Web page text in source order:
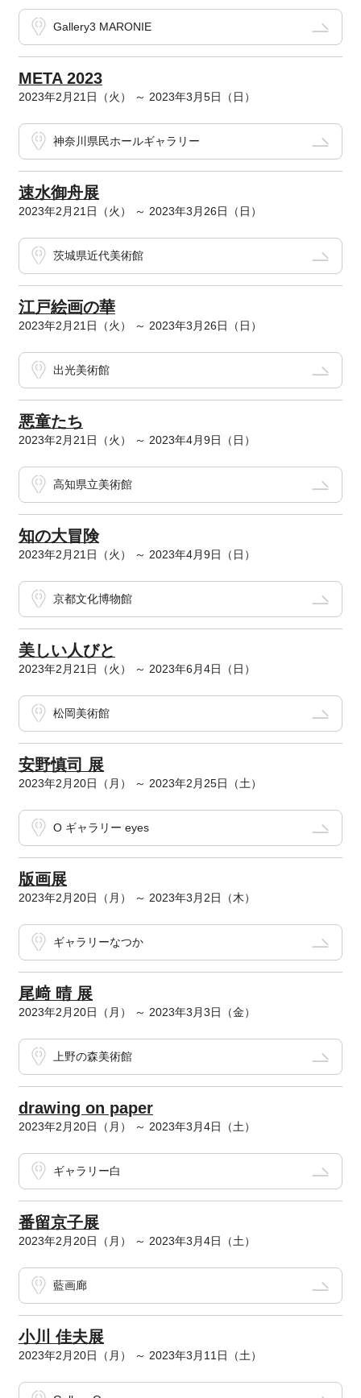
Gallery3 MARONIE
META 2023
2023年2月21日（火） ～ 2023年3月5日（日）
神奈川県民ホールギャラリー
速水御舟展
2023年2月21日（火） ～ 2023年3月26日（日）
茨城県近代美術館
江戸絵画の華
2023年2月21日（火） ～ 2023年3月26日（日）
出光美術館
悪童たち
2023年2月21日（火） ～ 2023年4月9日（日）
高知県立美術館
知の大冒険
2023年2月21日（火） ～ 2023年4月9日（日）
京都文化博物館
美しい人びと
2023年2月21日（火） ～ 2023年6月4日（日）
松岡美術館
安野慎司 展
2023年2月20日（月） ～ 2023年2月25日（土）
O ギャラリー eyes
版画展
2023年2月20日（月） ～ 2023年3月2日（木）
ギャラリーなつか
尾﨑 晴 展
2023年2月20日（月） ～ 2023年3月3日（金）
上野の森美術館
drawing on paper
2023年2月20日（月） ～ 2023年3月4日（土）
ギャラリー白
番留京子展
2023年2月20日（月） ～ 2023年3月4日（土）
藍画廊
小川 佳夫展
2023年2月20日（月） ～ 2023年3月11日（土）